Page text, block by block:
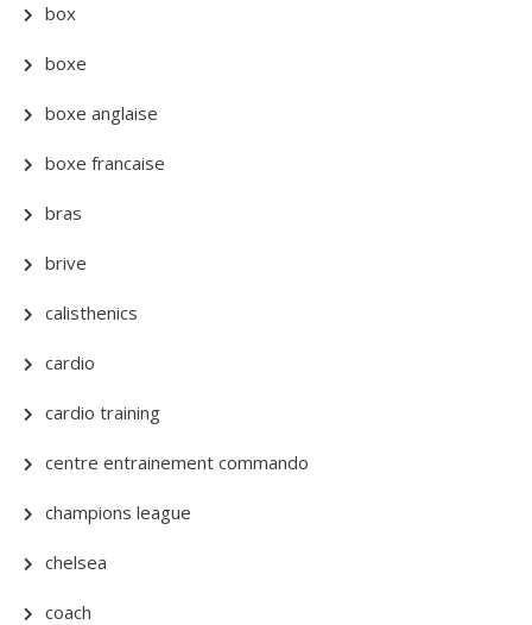
box
boxe
boxe anglaise
boxe francaise
bras
brive
calisthenics
cardio
cardio training
centre entrainement commando
champions league
chelsea
coach